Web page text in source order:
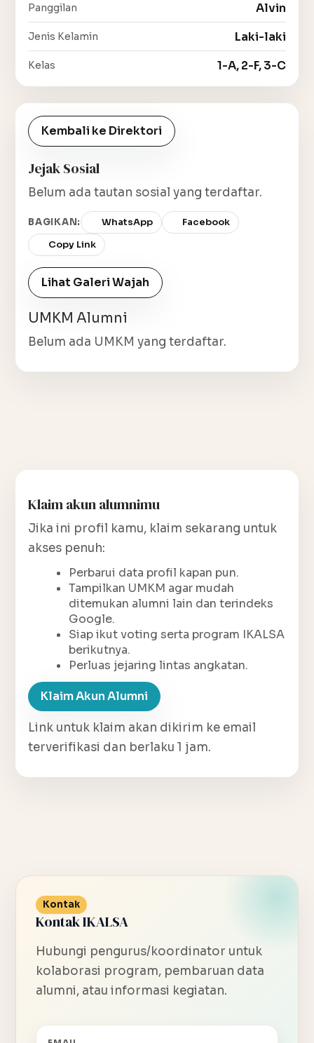
Panggilan Alvin
Jenis Kelamin Laki-laki
Kelas 1-A, 2-F, 3-C
Kembali ke Direktori
Jejak Sosial
Belum ada tautan sosial yang terdaftar.
BAGIKAN: WhatsApp
Facebook
Copy Link
Lihat Galeri Wajah
UMKM Alumni
Belum ada UMKM yang terdaftar.
Klaim akun alumnimu
Jika ini profil kamu, klaim sekarang untuk
akses penuh:
Perbarui data profil kapan pun.
Tampilkan UMKM agar mudah
ditemukan alumni lain dan terindeks
Google.
Siap ikut voting serta program IKALSA
berikutnya.
Perluas jejaring lintas angkatan.
Klaim Akun Alumni
Link untuk klaim akan dikirim ke email
terverifikasi dan berlaku 1 jam.
Kontak
Kontak IKALSA
Hubungi pengurus/koordinator untuk
kolaborasi program, pembaruan data
alumni, atau informasi kegiatan.